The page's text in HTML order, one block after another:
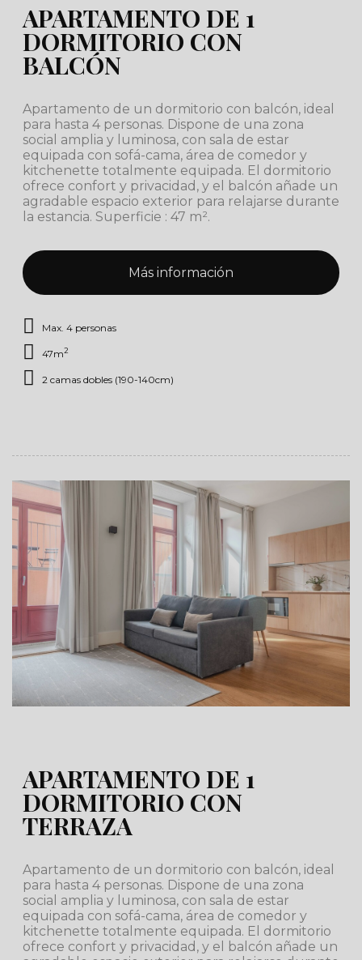
APARTAMENTO DE 1
DORMITORIO CON
BALCÓN
Apartamento de un dormitorio con balcón, ideal
para hasta 4 personas. Dispone de una zona
social amplia y luminosa, con sala de estar
equipada con sofá-cama, área de comedor y
kitchenette totalmente equipada. El dormitorio
ofrece confort y privacidad, y el balcón añade un
agradable espacio exterior para relajarse durante
la estancia. Superficie : 47 m².
Más información
Max. 4 personas
47m2
2 camas dobles (190-140cm)
APARTAMENTO DE 1
DORMITORIO CON
TERRAZA
Apartamento de un dormitorio con balcón, ideal
para hasta 4 personas. Dispone de una zona
social amplia y luminosa, con sala de estar
equipada con sofá-cama, área de comedor y
kitchenette totalmente equipada. El dormitorio
ofrece confort y privacidad, y el balcón añade un